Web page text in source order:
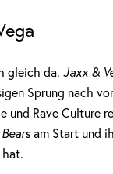
gleich da. Jaxx &
Sprung nach
und Rave Culture
am Start und